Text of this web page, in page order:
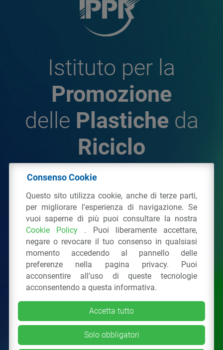
Istituto per la
Promozione
delle Plastiche da
Riciclo
Plastiche da Riciclo
C.F. 97381090154
Via San Vittore 36 20123Milano (MI)
Tel.: 02 43928225.
Tutti i diritti riservati Privacy Policy &Cookie
Consenso Cookie
Questo sito utilizza cookie, anche di terze parti,
per migliorare l'esperienza di navigazione. Se
vuoi saperne di più puoi consultare la nostra
Cookie Policy . Puoi liberamente accettare,
negare o revocare il tuo consenso in qualsiasi
momento accedendo al pannello delle
preferenze nella pagina privacy. Puoi
acconsentire all'uso di queste tecnologie
acconsentendo a questa informativa.
Accetta tutto
Solo obbligatori